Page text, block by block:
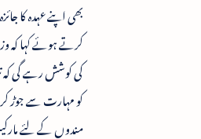
بھی اپنے عہدہ کا
کرتے ہوئے کہا کہ
کی کوشش رہے گی
کو مہارت سے جوڑ
مندوں کے لئے